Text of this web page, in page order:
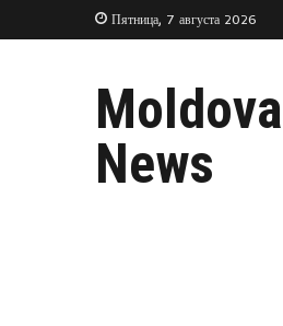
Пятница, 7 августа 2026
Moldova
News